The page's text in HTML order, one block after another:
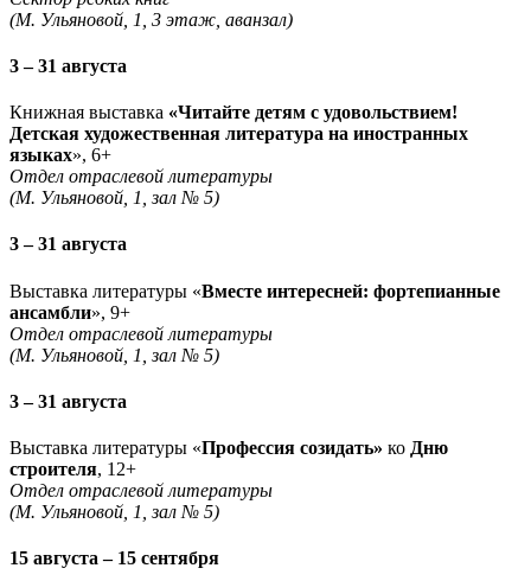
(М. Ульяновой, 1, 3 этаж, аванзал)
3 – 31 августа
Книжная выставка «Читайте детям с удовольствием!
Детская художественная литература на иностранных
языках», 6+
Отдел отраслевой литературы
(М. Ульяновой, 1, зал № 5)
3 – 31 августа
Выставка литературы «Вместе интересней: фортепианные
ансамбли», 9+
Отдел отраслевой литературы
(М. Ульяновой, 1, зал № 5)
3 – 31 августа
Выставка литературы «Профессия созидать» ко Дню
строителя, 12+
Отдел отраслевой литературы
(М. Ульяновой, 1, зал № 5)
15 августа – 15 сентября